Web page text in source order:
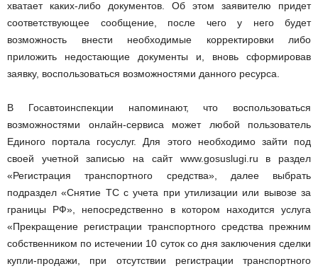
хватает каких-либо документов. Об этом заявителю придет
соответствующее сообщение, после чего у него будет
возможность внести необходимые корректировки либо
приложить недостающие документы и, вновь сформировав
заявку, воспользоваться возможностями данного ресурса.
В Госавтоинспекции напоминают, что воспользоваться
возможностями онлайн-сервиса может любой пользователь
Единого портала госуслуг. Для этого необходимо зайти под
своей учетной записью на сайт www.gosuslugi.ru в раздел
«Регистрация транспортного средства», далее выбрать
подраздел «Снятие ТС с учета при утилизации или вывозе за
границы РФ», непосредственно в котором находится услуга
«Прекращение регистрации транспортного средства прежним
собственником по истечении 10 суток со дня заключения сделки
купли-продажи, при отсутствии регистрации транспортного